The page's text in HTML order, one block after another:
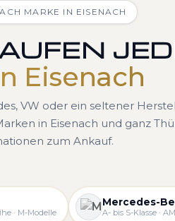
MARKE IN EISENACH
Eisenach
VW oder ein seltener
in Eisenach und ganz
zum Ankauf.
· M-Modelle
Mercedes-
A- bis S-Klasse ·